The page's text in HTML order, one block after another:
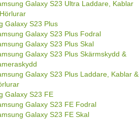
Galaxy S23 Ultra Laddare, Kablar
Galaxy S23 Plus
Galaxy S23 Plus Fodral
Galaxy S23 Plus Skal
Galaxy S23 Plus Skärmskydd &
Galaxy S23 Plus Laddare, Kablar &
Galaxy S23 FE
Galaxy S23 FE Fodral
Galaxy S23 FE Skal